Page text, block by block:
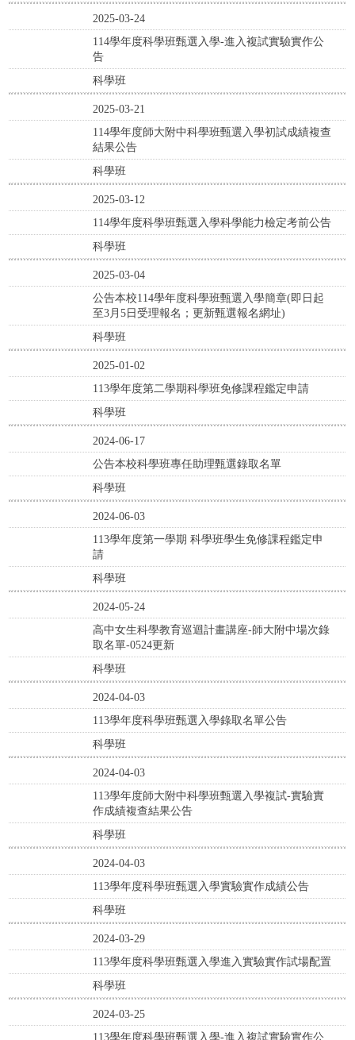
2025-03-24
114學年度科學班甄選入學-進入複試實驗實作公
告
科學班
2025-03-21
114學年度師大附中科學班甄選入學初試成績複查
結果公告
科學班
2025-03-12
114學年度科學班甄選入學科學能力檢定考前公告
科學班
2025-03-04
公告本校114學年度科學班甄選入學簡章(即日起
至3月5日受理報名；更新甄選報名網址)
科學班
2025-01-02
113學年度第二學期科學班免修課程鑑定申請
科學班
2024-06-17
公告本校科學班專任助理甄選錄取名單
科學班
2024-06-03
113學年度第一學期 科學班學生免修課程鑑定申
請
科學班
2024-05-24
高中女生科學教育巡迴計畫講座-師大附中場次錄
取名單-0524更新
科學班
2024-04-03
113學年度科學班甄選入學錄取名單公告
科學班
2024-04-03
113學年度師大附中科學班甄選入學複試-實驗實
作成績複查結果公告
科學班
2024-04-03
113學年度科學班甄選入學實驗實作成績公告
科學班
2024-03-29
113學年度科學班甄選入學進入實驗實作試場配置
科學班
2024-03-25
113學年度科學班甄選入學-進入複試實驗實作公